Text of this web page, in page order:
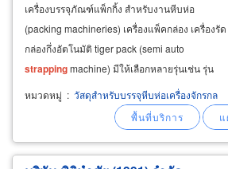
เครื่องบรรจุภัณฑ์แพ็กกิ้ง สำหรับงานหีบห่อ
(packing machineries) เครื่องแพ็คกล่อง เครื่องรัด
กล่องกึ่งอัตโนมัติ tiger pack (semi auto
strappingmachine) มีให้เลือกหลายรุ่นเช่น รุ่น
เตี้ย, รุ่นตู้, รุ่นโปร่งข้างล่าง เครื่องแพ็คกล่อง
อัตโนมัติ, เครื่องรัดกล่องอัตโนมัติ tiger pack (auto
หมวดหมู่ : วัสดุสำหรับบรรจุหีบห่อเครื่องจักรกล